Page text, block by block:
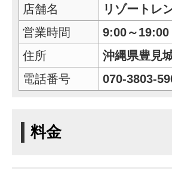
店舗名
リゾートレ
営業時間
9:00～19:00
住所
沖縄県豊見
電話番号
070-3803-
料金